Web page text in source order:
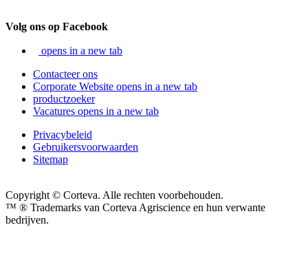
Volg ons op Facebook
opens in a new tab
Contacteer ons
Corporate Website opens in a new tab
productzoeker
Vacatures opens in a new tab
Privacybeleid
Gebruikersvoorwaarden
Sitemap
Copyright © Corteva. Alle rechten voorbehouden.
™ ® Trademarks van Corteva Agriscience en hun verwante
bedrijven.